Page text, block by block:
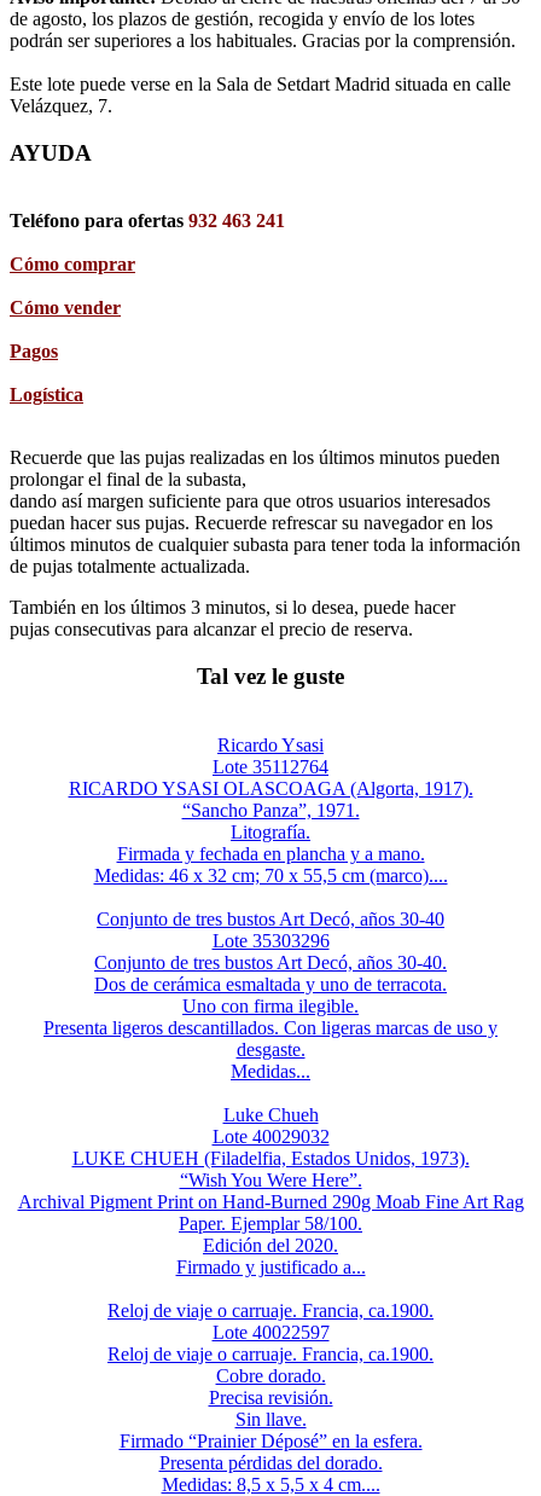
de agosto, los plazos de gestión, recogida y envío de los lotes
podrán ser superiores a los habituales. Gracias por la comprensión.
Este lote puede verse en la Sala de Setdart Madrid situada en calle
Velázquez, 7.
AYUDA
Teléfono para ofertas 932 463 241
Cómo comprar
Cómo vender
Pagos
Logística
Recuerde que las pujas realizadas en los últimos minutos pueden
prolongar el final de la subasta,
dando así margen suficiente para que otros usuarios interesados
puedan hacer sus pujas. Recuerde refrescar su navegador en los
últimos minutos de cualquier subasta para tener toda la información
de pujas totalmente actualizada.
También en los últimos 3 minutos, si lo desea, puede hacer
pujas consecutivas para alcanzar el precio de reserva.
Tal vez le guste
Ricardo Ysasi
Lote 35112764
RICARDO YSASI OLASCOAGA (Algorta, 1917).
“Sancho Panza”, 1971.
Litografía.
Firmada y fechada en plancha y a mano.
Medidas: 46 x 32 cm; 70 x 55,5 cm (marco)....
Conjunto de tres bustos Art Decó, años 30-40
Lote 35303296
Conjunto de tres bustos Art Decó, años 30-40.
Dos de cerámica esmaltada y uno de terracota.
Uno con firma ilegible.
Presenta ligeros descantillados. Con ligeras marcas de uso y
desgaste.
Medidas...
Luke Chueh
Lote 40029032
LUKE CHUEH (Filadelfia, Estados Unidos, 1973).
“Wish You Were Here”.
Archival Pigment Print on Hand-Burned 290g Moab Fine Art Rag
Paper. Ejemplar 58/100.
Edición del 2020.
Firmado y justificado a...
Reloj de viaje o carruaje. Francia, ca.1900.
Lote 40022597
Reloj de viaje o carruaje. Francia, ca.1900.
Cobre dorado.
Precisa revisión.
Sin llave.
Firmado “Prainier Déposé” en la esfera.
Presenta pérdidas del dorado.
Medidas: 8,5 x 5,5 x 4 cm....